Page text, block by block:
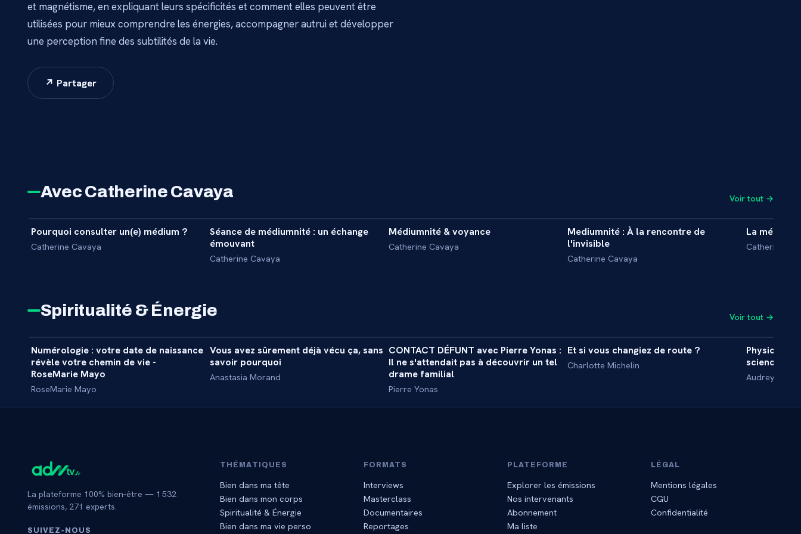
et magnétisme, en expliquant leurs spécificités et comment elles peuvent être
utilisées pour mieux comprendre les énergies, accompagner autrui et développer
une perception fine des subtilités de la vie.
↗ Partager
Avec Catherine Cavaya Voir tout →
INTERVIEW
Pourquoi consulter un(e) médium ?
Catherine Cavaya
REPORTAGE
Séance de médiumnité : un échange
émouvant
Catherine Cavaya
REPORTAGE
Médiumnité & voyance
Catherine Cavaya
REPORTAGE
Mediumnité : À la rencontre de
l'invisible
Catherine Cavaya
La
Catherine
Spiritualité & Énergie Voir tout →
MASTERCLASS
1 h 04 min
Numérologie : votre date de naissance
révèle votre chemin de vie -
RoseMarie Mayo
RoseMarie Mayo
MASTERCLASS
Vous avez sûrement déjà vécu ça, sans
savoir pourquoi
Anastasia Morand
EXPÉRIENCE
CONTACT DÉFUNT avec Pierre Yonas :
Il ne s'attendait pas à découvrir un tel
drame familial
Pierre Yonas
MASTERCLASS
Et si vous changiez de route ?
Charlotte Michelin
science
Audrey
La plateforme 100% bien-être — 1 532
émissions, 271 experts.
SUIVEZ‑NOUS
THÉMATIQUES
Bien dans ma tête
Bien dans mon corps
Spiritualité & Énergie
Bien dans ma vie perso
FORMATS
Interviews
Masterclass
Documentaires
Reportages
PLATEFORME
Explorer les émissions
Nos intervenants
Abonnement
Ma liste
LÉGAL
Mentions légales
CGU
Confidentialité